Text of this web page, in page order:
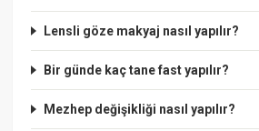
Lensli göze makyaj nasıl yapılır?
Bir günde kaç tane fast yapılır?
Mezhep değişikliği nasıl yapılır?